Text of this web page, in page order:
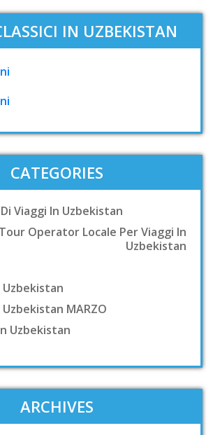
IN UZBEKISTAN
CATEGORIES
Viaggi In Uzbekistan
Tour Operator Locale Per Viaggi In
Uzbekistan
Uzbekistan
MARZO
Uzbekistan
ARCHIVES